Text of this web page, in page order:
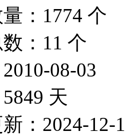
：1774 个
：11 个
08-03
天
：2024-12-